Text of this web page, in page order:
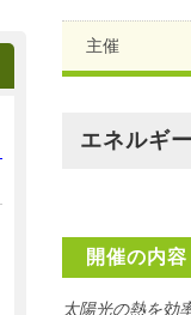
主催
エネルギ
開催の内容
太陽光の熱を効